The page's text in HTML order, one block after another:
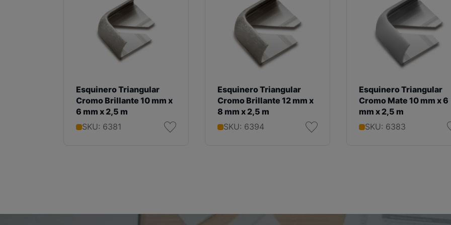
Esquinero Triangular
Cromo Brillante 10 mm x
6 mm x 2,5 m
SKU: 6381
Esquinero Triangular
Cromo Brillante 12 mm x
8 mm x 2,5 m
SKU: 6394
Esquinero Triangular
Cromo Mate 10 mm x 6
mm x 2,5 m
SKU: 6383